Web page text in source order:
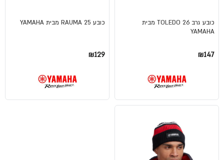
כובע גרב TOLEDO 26 מבית
YAMAHA
₪147
כובע RAUMA 25 מבית YAMAHA
₪129